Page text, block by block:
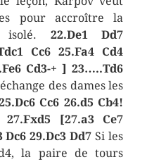
pour accroître la
isolé. 22.De1 Dd7
Cc6 25.Fa4 Cd4
Cd3-+ ]23…..Td6
des dames les
Cc6 26.d5 Cb4!
27.Fxd5 [27.a3 Ce7
29.Dc3 Dd7 Si les
la paire de tours